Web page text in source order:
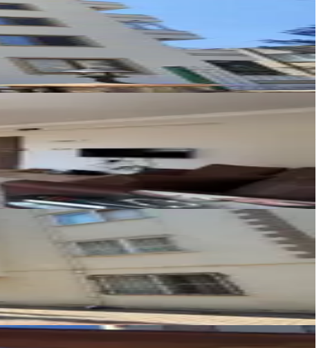
YENİ ROTA İNŞAAT EMLAK
Ara
Germenicia Gayrimenkul Celalettin Yarpuz
Ara
REOS GAYRİMENKUL